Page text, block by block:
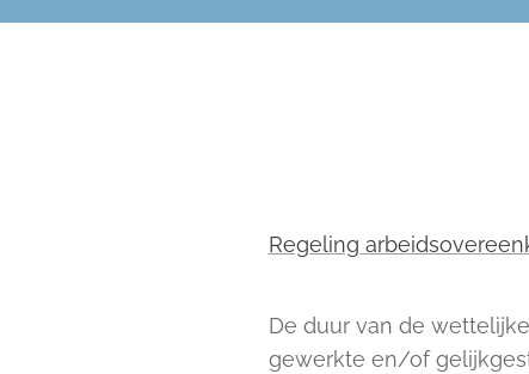
Regeling
De duur van de
gewerkte en/of